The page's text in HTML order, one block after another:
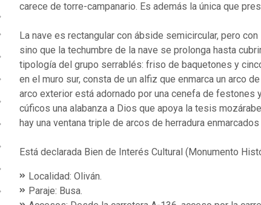
carece de torre-campanario. Es además la única que
La nave es rectangular con ábside semicircular, pero
sino que la techumbre de la nave se prolonga hasta
tipología del grupo serrablés: friso de baquetones y
en el muro sur, consta de un alfiz que enmarca un arco
arco exterior está adornado por una cenefa de festones
cúficos una alabanza a Dios que apoya la tesis
hay una ventana triple de arcos de herradura
Está declarada Bien de Interés Cultural (Monumento
Localidad: Oliván.
Paraje: Busa.